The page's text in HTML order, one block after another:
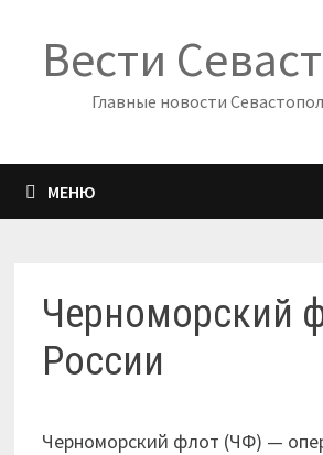
содержимому
Вести
Главные новости
МЕНЮ
Черноморский
России
Черноморский флот (ЧФ) —